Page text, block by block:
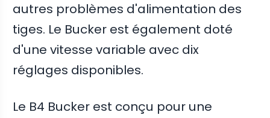
autres problèmes d'alimentation des
tiges. Le Bucker est également doté
d'une vitesse variable avec dix
réglages disponibles.
Le B4 Bucker est conçu pour une